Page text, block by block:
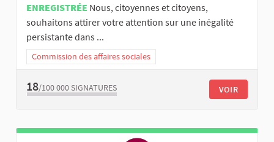
ENREGISTRÉE Nous, citoyennes et citoyens,
souhaitons attirer votre attention sur une inégalité
persistante dans ...
Commission des affaires sociales
18/100 000 SIGNATURES VOIR